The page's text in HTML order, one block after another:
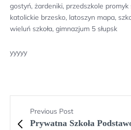
gostyń, żardeniki, przedszkole
katolickie brzesko, latoszyn mapa,
wieluń szkoła, gimnazjum 5 słupsk
yyyyy
Previous Post
Prywatna Szkoła